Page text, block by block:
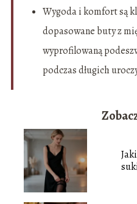
Wygoda i komfort są
dopasowane buty z
wyprofilowaną
podczas długich